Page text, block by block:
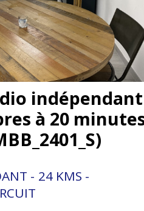
indépendant
à 20
)
24 KMS